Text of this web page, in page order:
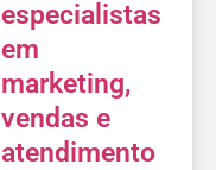
especialistas
em
marketing,
vendas e
atendimento